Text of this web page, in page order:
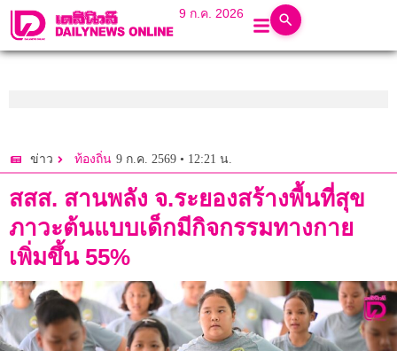
9 ก.ค. 2026
ข่าว ท้องถิ่น 9 ก.ค. 2569 • 12:21 น.
สสส. สานพลัง จ.ระยองสร้างพื้นที่สุข
ภาวะต้นแบบเด็กมีกิจกรรมทางกาย
เพิ่มขึ้น 55%